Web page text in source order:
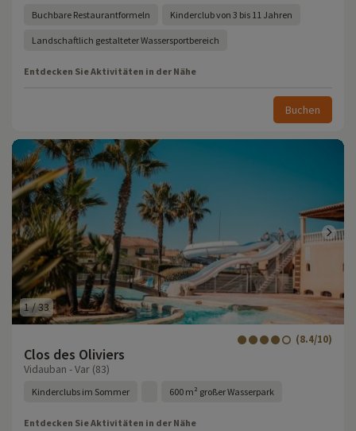
Buchbare Restaurantformeln Kinderclub von 3 bis 11 Jahren
Landschaftlich gestalteter Wassersportbereich
Entdecken Sie Aktivitäten in der Nähe
Buchen
1/33
Clos des Oliviers
(8.4/10)
Vidauban - Var (83)
Kinderclubs im Sommer 600 m² großer Wasserpark
Entdecken Sie Aktivitäten in der Nähe